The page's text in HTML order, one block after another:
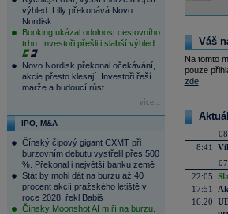
výhled. Lilly překonává Novo
Nordisk
Booking ukázal odolnost cestovního
trhu. Investoři přešli i slabší výhled
Novo Nordisk překonal očekávání,
akcie přesto klesají. Investoři řeší
marže a budoucí růst
více...
IPO, M&A
Čínský čipový gigant CXMT při
burzovním debutu vystřelil přes 500
%. Překonal i největší banku země
Stát by mohl dát na burzu až 40
procent akcií pražského letiště v
roce 2028, řekl Babiš
Čínský Moonshot AI míří na burzu.
Váš
Na tomto
pouze
zde.
8:41
22:05
17:51
16:20